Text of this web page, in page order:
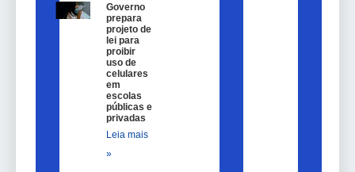
Governo
prepara
projeto de
lei para
proibir
uso de
celulares
em
escolas
públicas e
privadas
Leia mais
»